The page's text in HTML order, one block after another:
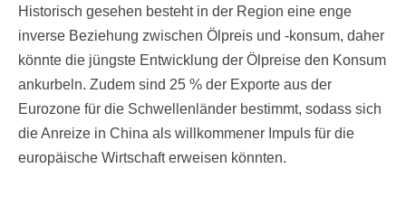
Historisch gesehen besteht in der Region eine enge
inverse Beziehung zwischen Ölpreis und -konsum, daher
könnte die jüngste Entwicklung der Ölpreise den Konsum
ankurbeln. Zudem sind 25 % der Exporte aus der
Eurozone für die Schwellenländer bestimmt, sodass sich
die Anreize in China als willkommener Impuls für die
europäische Wirtschaft erweisen könnten.